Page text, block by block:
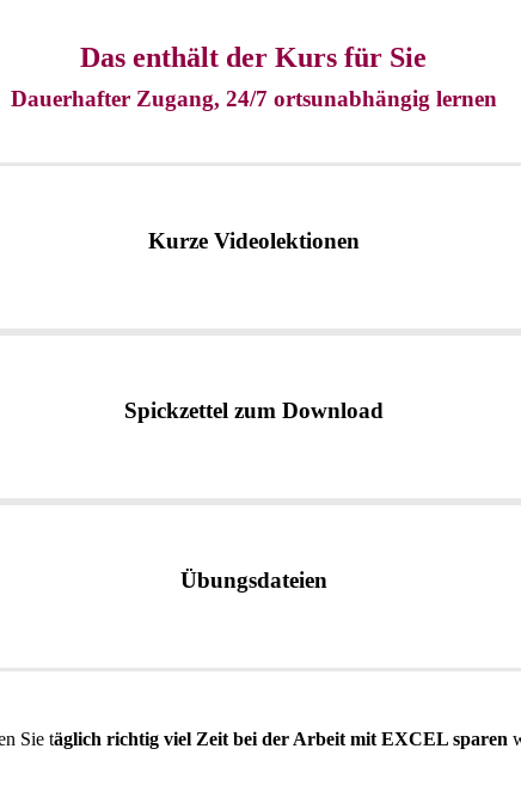
Das enthält der Kurs für Sie
Dauerhafter Zugang, 24/7 ortsunabhängig lernen
Kurze Videolektionen
Spickzettel zum Download
Übungsdateien
Sie täglich richtig viel Zeit bei der Arbeit mit EXCEL sparen